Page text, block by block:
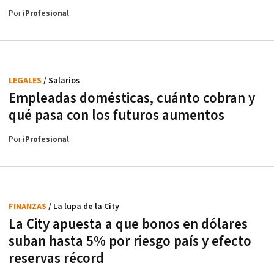
PoriProfesional
Empleadas domésticas, cuánto cobran y
qué pasa con los futuros aumentos
LEGALES / Salarios
PoriProfesional
La City apuesta a que bonos en dólares
suban hasta 5% por riesgo país y efecto
reservas récord
FINANZAS / La lupa de la City